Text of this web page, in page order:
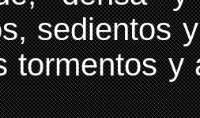
sedientos
tormentos